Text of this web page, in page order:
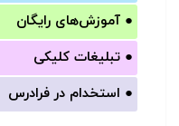
● آموزش‌های رایگان
● تبلیغات کلیکی
● استخدام در فرادرس